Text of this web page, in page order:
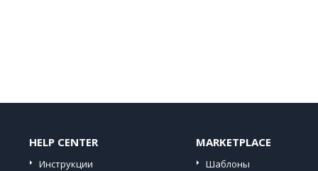
HELP CENTER
Инструкции
MARKETPLACE
Шаблоны